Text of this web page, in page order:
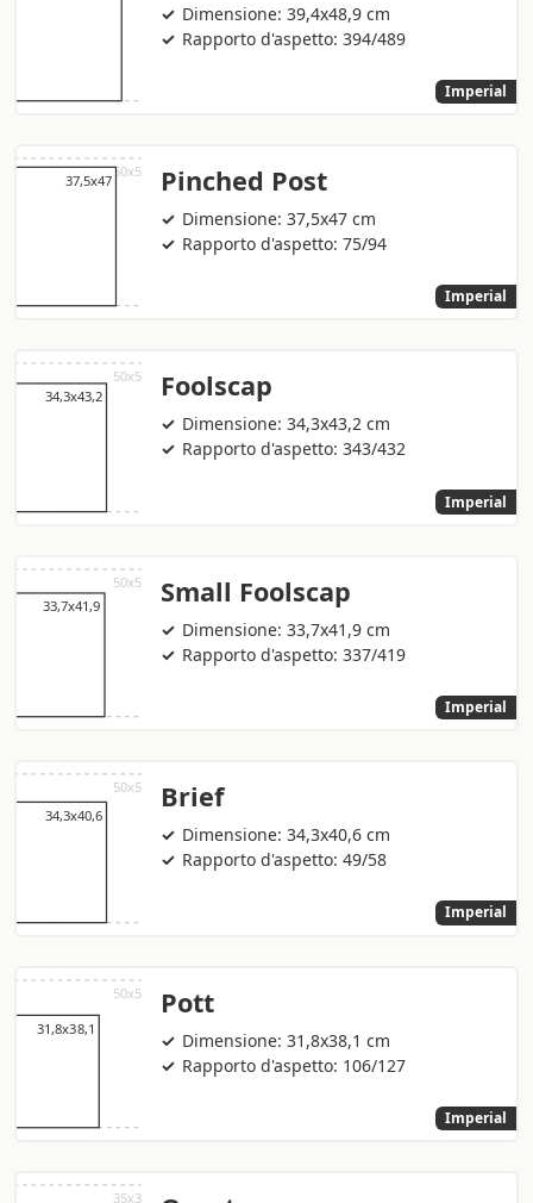
Dimensione: 39,4x48,9 cm
Rapporto d'aspetto: 394/489
Imperial
Pinched Post
Dimensione: 37,5x47 cm
Rapporto d'aspetto: 75/94
Imperial
Foolscap
Dimensione: 34,3x43,2 cm
Rapporto d'aspetto: 343/432
Imperial
Small Foolscap
Dimensione: 33,7x41,9 cm
Rapporto d'aspetto: 337/419
Imperial
Brief
Dimensione: 34,3x40,6 cm
Rapporto d'aspetto: 49/58
Imperial
Pott
Dimensione: 31,8x38,1 cm
Rapporto d'aspetto: 106/127
Imperial